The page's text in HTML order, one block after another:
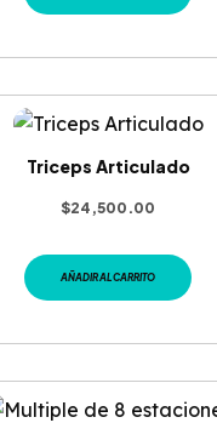
Triceps Articulado
$24,500.00
AÑADIR AL CARRITO